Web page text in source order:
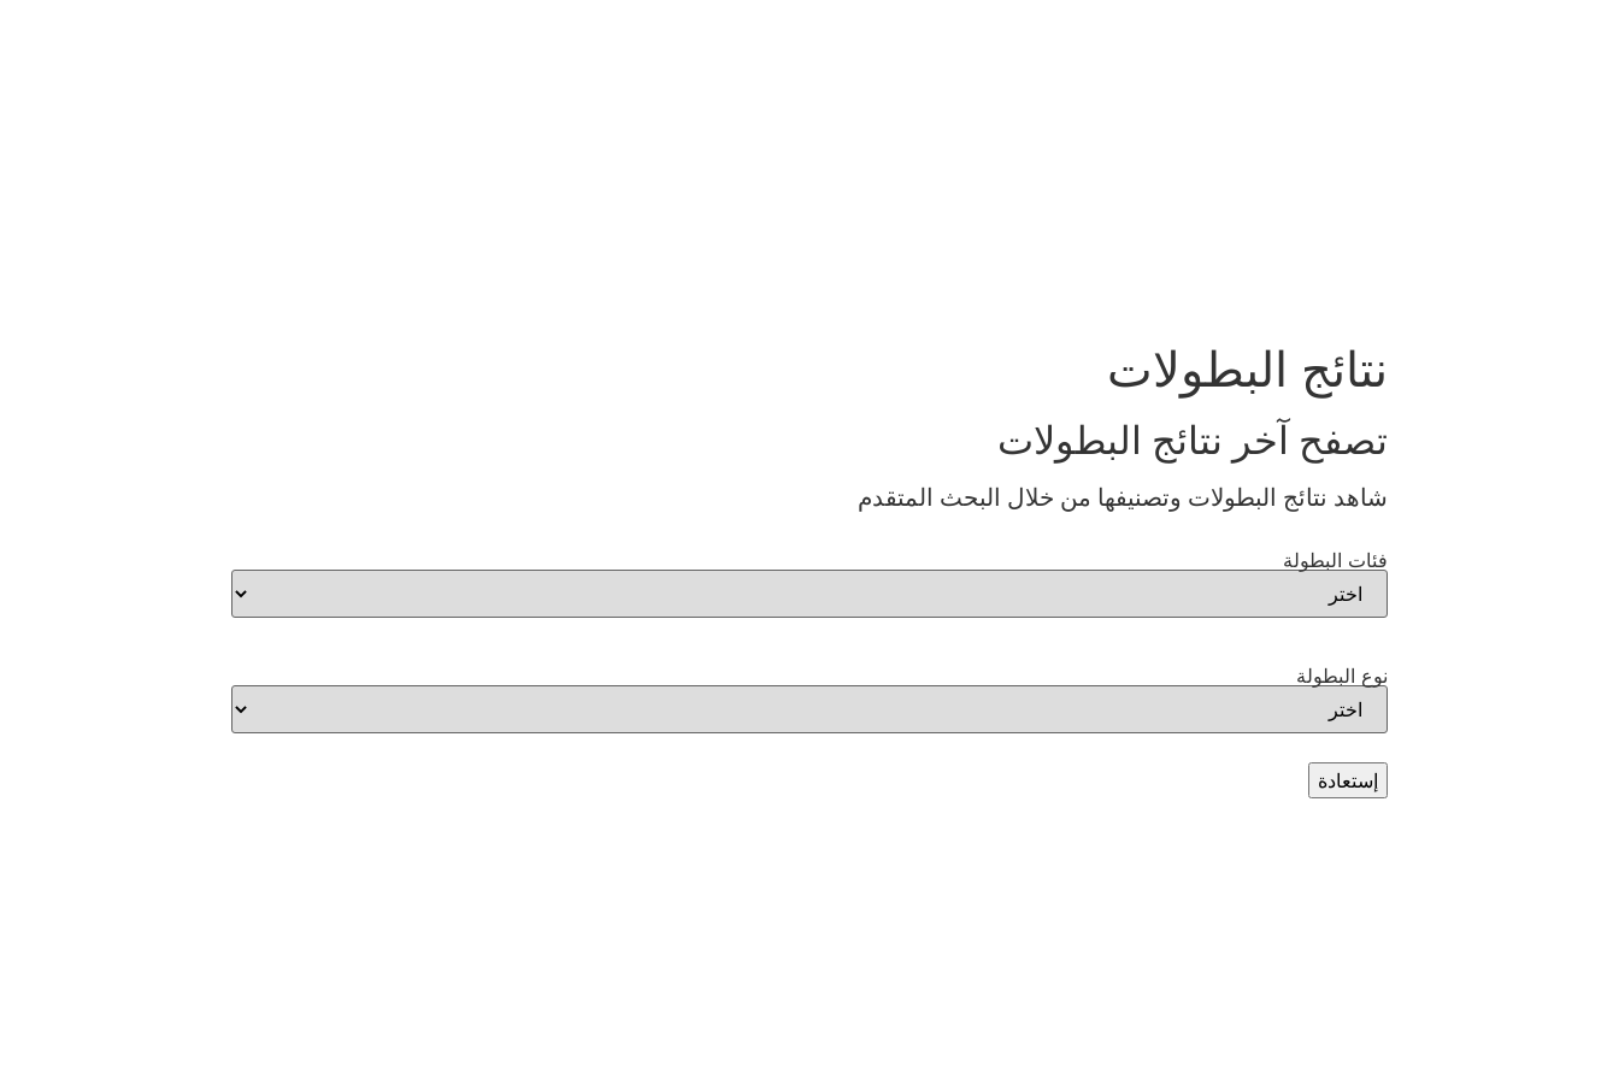
نتائج البطولات
تصفح آخر نتائج البطولات
شاهد نتائج البطولات وتصنيفها من خلال البحث المتقدم
فئات البطولة
نوع البطولة